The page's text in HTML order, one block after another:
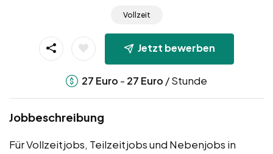
Vollzeit
Jetzt bewerben
27 Euro - 27 Euro / Stunde
Jobbeschreibung
Für Vollzeitjobs, Teilzeitjobs und Nebenjobs in